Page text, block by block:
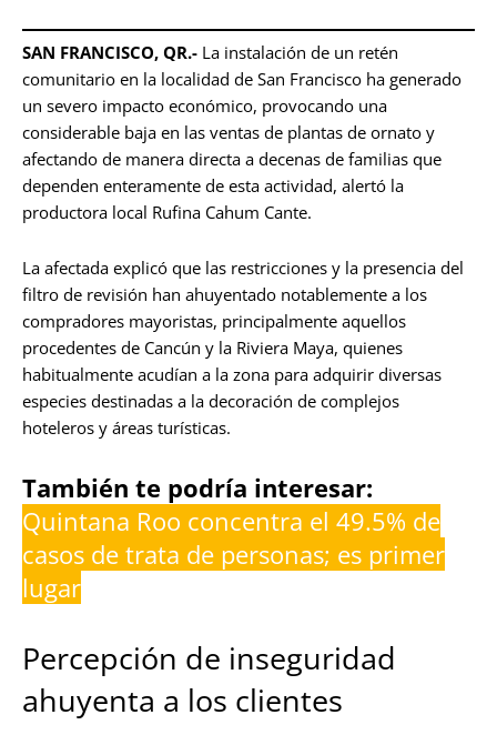
SAN FRANCISCO, QR.- La instalación de un retén
comunitario en la localidad de San Francisco ha generado
un severo impacto económico, provocando una
considerable baja en las ventas de plantas de ornato y
afectando de manera directa a decenas de familias que
dependen enteramente de esta actividad, alertó la
productora local Rufina Cahum Cante.
La afectada explicó que las restricciones y la presencia del
filtro de revisión han ahuyentado notablemente a los
compradores mayoristas, principalmente aquellos
procedentes de Cancún y la Riviera Maya, quienes
habitualmente acudían a la zona para adquirir diversas
especies destinadas a la decoración de complejos
hoteleros y áreas turísticas.
También te podría interesar:
Quintana Roo concentra el 49.5% de
casos de trata de personas; es primer
lugar
Percepción de inseguridad
ahuyenta a los clientes